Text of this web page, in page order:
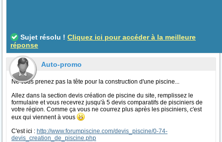
Sujet résolu ! Cliquez ici pour accéder à la meilleure
réponse
Auto-promo
Ne vous prenez pas la tête pour la construction d'une piscine...
Allez dans la section devis création de piscine du site, remplissez le
formulaire et vous recevrez jusqu'à 5 devis comparatifs de pisciniers de
votre région. Comme ça vous ne courrez plus après les pisciniers, c'est
eux qui viennent à vous
C'est ici : http://www.forumpiscine.com/devis_piscine/0-74-
devis_creation_de_piscine.php